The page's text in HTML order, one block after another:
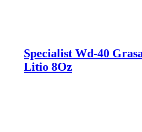
Specialist Wd-40
Litio 8Oz